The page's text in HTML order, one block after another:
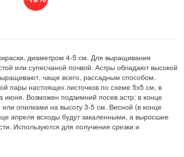
диаметром 4-5 см. Для выращивания
или супесчаной почвой. Астры обладают высокой
чаще всего, рассадным способом.
пары настоящих листочков по схеме 5х5 см, в
июня. Возможен подзимний посев астр: в конце
опилками на высоту 3-5 см. Весной (в конце
апреля всходы будут закаленными, а выросшие
Используются для получения срезки и